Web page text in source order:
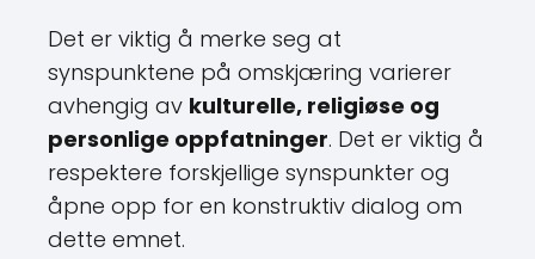
Det er viktig å merke seg at
synspunktene på omskjæring varierer
avhengig av kulturelle, religiøse og
personlige oppfatninger. Det er viktig å
respektere forskjellige synspunkter og
åpne opp for en konstruktiv dialog om
dette emnet.